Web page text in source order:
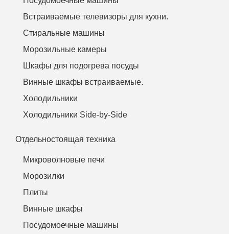
Встраиваемые телевизоры для кухни.
Стиральные машины
Морозильные камеры
Шкафы для подогрева посуды
Винные шкафы встраиваемые.
Холодильники
Холодильники Side-by-Side
Отдельностоящая техника
Микроволновые печи
Морозилки
Плиты
Винные шкафы
Посудомоечные машины